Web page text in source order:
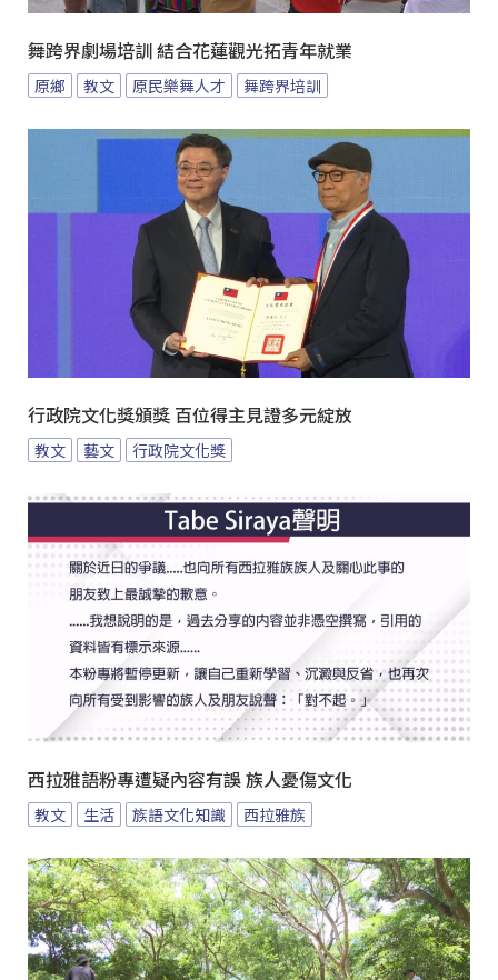
舞跨界劇場培訓 結合花蓮觀光拓青年就業
原鄉 教文 原民樂舞人才 舞跨界培訓
行政院文化獎頒獎 百位得主見證多元綻放
教文 藝文 行政院文化獎
西拉雅語粉專遭疑內容有誤 族人憂傷文化
教文 生活 族語文化知識 西拉雅族